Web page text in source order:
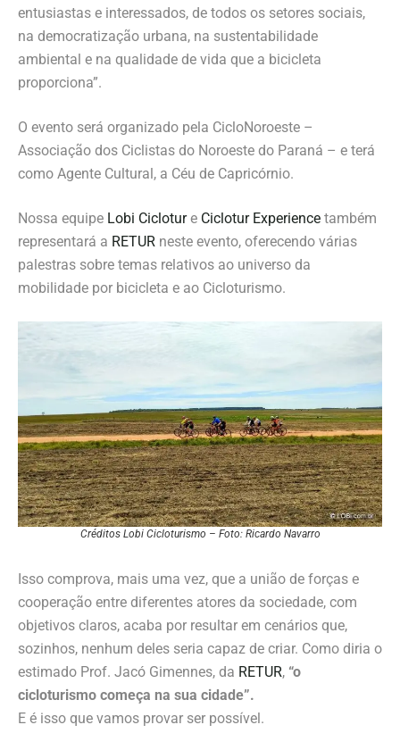
entusiastas e interessados, de todos os setores sociais,
na democratização urbana, na sustentabilidade
ambiental e na qualidade de vida que a bicicleta
proporciona”.
O evento será organizado pela CicloNoroeste –
Associação dos Ciclistas do Noroeste do Paraná – e terá
como Agente Cultural, a Céu de Capricórnio.
Nossa equipe Lobi Cicloture Ciclotur Experience também
representará a RETUR neste evento, oferecendo várias
palestras sobre temas relativos ao universo da
mobilidade por bicicleta e ao Cicloturismo.
Créditos Lobi Cicloturismo – Foto: Ricardo Navarro
Isso comprova, mais uma vez, que a união de forças e
cooperação entre diferentes atores da sociedade, com
objetivos claros, acaba por resultar em cenários que,
sozinhos, nenhum deles seria capaz de criar. Como diria o
estimado Prof. Jacó Gimennes, da RETUR, “o
cicloturismo começa na sua cidade”.
E é isso que vamos provar ser possível.